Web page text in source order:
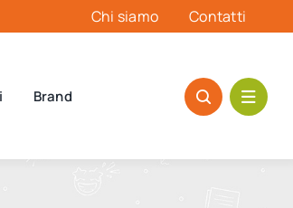
Chi siamo Contatti
Brand